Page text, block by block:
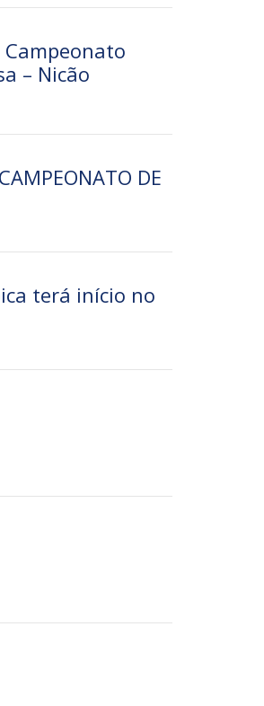
– Nicão
DE
terá início no